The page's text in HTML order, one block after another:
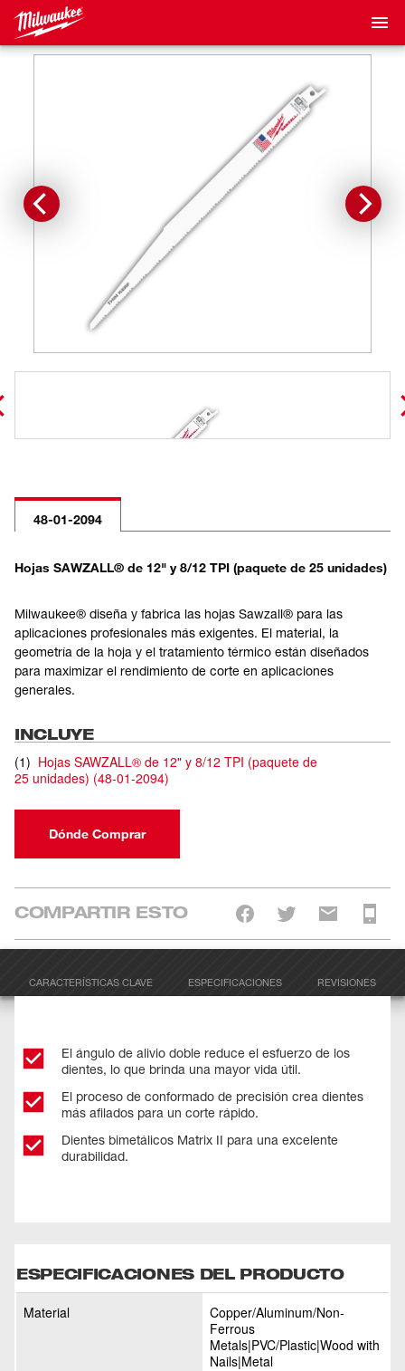
48-01-2094
Hojas SAWZALL® de 12" y 8/12 TPI (paquete de 25 unidades)
Milwaukee® diseña y fabrica las hojas Sawzall® para las
aplicaciones profesionales más exigentes. El material, la
geometría de la hoja y el tratamiento térmico están diseñados
para maximizar el rendimiento de corte en aplicaciones
generales.
INCLUYE
(1) Hojas SAWZALL® de 12" y 8/12 TPI (paquete de
25 unidades) (48-01-2094)
Dónde Comprar
COMPARTIR ESTO
CARACTERÍSTICAS CLAVE ESPECIFICACIONES REVISIONES
El ángulo de alivio doble reduce el esfuerzo de los
dientes, lo que brinda una mayor vida útil.
El proceso de conformado de precisión crea dientes
más afilados para un corte rápido.
Dientes bimetálicos Matrix II para una excelente
durabilidad.
ESPECIFICACIONES DEL PRODUCTO
Material
Copper/Aluminum/Non-
Ferrous
Metals|PVC/Plastic|Wood with
Nails|Metal